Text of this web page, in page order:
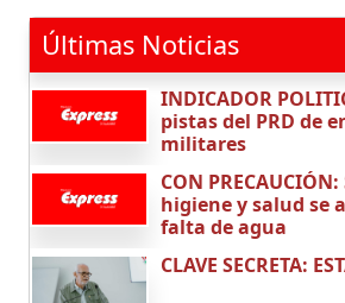
Últimas Noticias
INDICADOR
pistas del PRD de
militares
CON
higiene y salud se
falta de agua
CLAVE SECRETA: